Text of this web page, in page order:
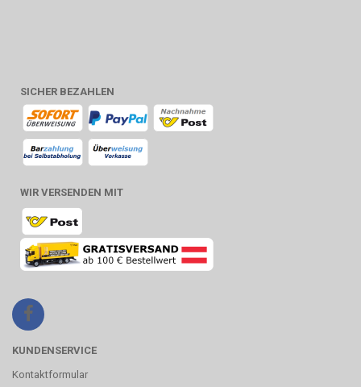
SICHER BEZAHLEN
WIR VERSENDEN MIT
KUNDENSERVICE
Kontaktformular